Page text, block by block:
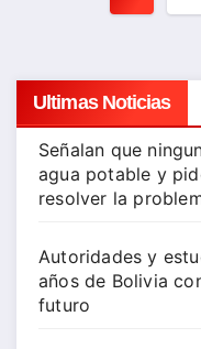
Ultimas Noticias
Señalan que
agua potable y
resolver la
Autoridades y
años de Bolivia
futuro